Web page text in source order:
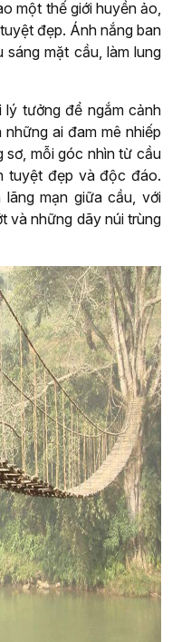
một thế giới huyền ảo,
đẹp. Ánh nắng ban
sáng mặt cầu, làm lung
tưởng để ngắm cảnh
ai đam mê nhiếp
sơ, mỗi góc nhìn từ cầu
tuyệt đẹp và độc đáo.
mạn giữa cầu, với
và những dãy núi trùng